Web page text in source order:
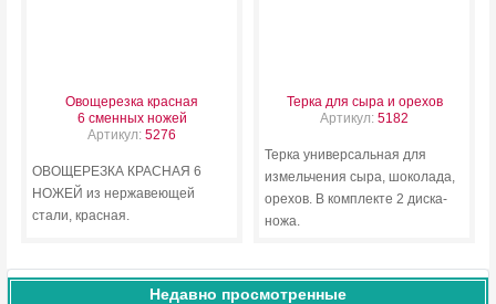
Овощерезка красная
6 сменных ножей
Артикул: 5276
ОВОЩЕРЕЗКА КРАСНАЯ 6
НОЖЕЙ из нержавеющей
стали, красная.
Терка для сыра и орехов
Артикул: 5182
Терка универсальная для
измельчения сыра, шоколада,
орехов. В комплекте 2 диска-
ножа.
Недавно просмотренные